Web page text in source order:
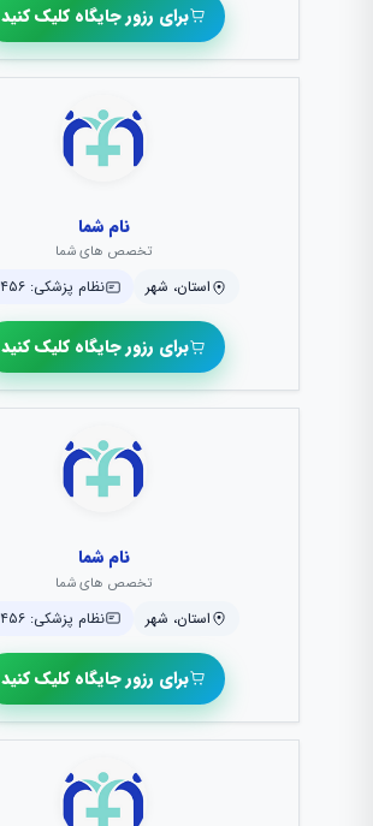
برای رزور جایگاه کلیک کنید
نام شما
تخصص های شما
استان، شهر نظام پزشکی: ۱۲۳۴۵۶
برای رزور جایگاه کلیک کنید
نام شما
تخصص های شما
استان، شهر نظام پزشکی: ۱۲۳۴۵۶
برای رزور جایگاه کلیک کنید